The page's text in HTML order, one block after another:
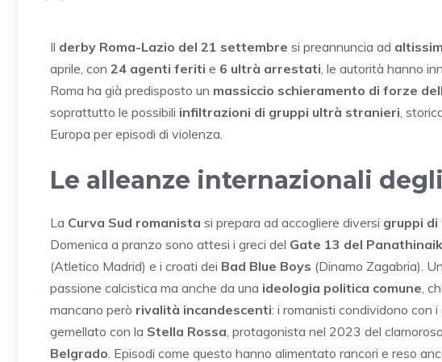
Il derby Roma-Lazio del 21 settembre si preannuncia ad
aprile, con 24 agenti feriti e 6 ultrà arrestati , le autorità hanno
Roma ha già predisposto un massiccio schieramento di forze
soprattutto le possibili infiltrazioni di gruppi ultrà stranieri ,
Europa per episodi di violenza.
Le alleanze internazionali
La Curva Sud romanista si prepara ad accogliere diversi gruppi
Domenica a pranzo sono attesi i greci del Gate 13 del
(Atletico Madrid) e i croati dei Bad Blue Boys (Dinamo Zagabria).
passione calcistica ma anche da una ideologia politica comune ,
mancano però rivalità incandescenti: i romanisti condividono con
gemellato con la Stella Rossa , protagonista nel 2023 del clamoroso
Belgrado . Episodi come questo hanno alimentato rancori e reso